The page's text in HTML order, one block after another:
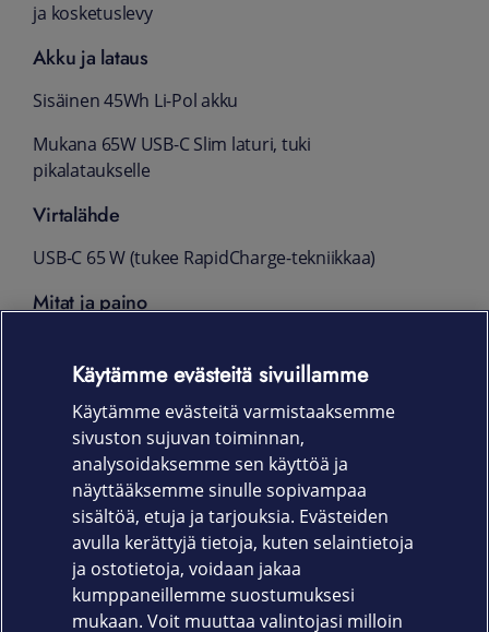
ja kosketuslevy
Akku ja lataus
Sisäinen 45Wh Li-Pol akku
Mukana 65W USB-C Slim laturi, tuki
pikalataukselle
Virtalähde
USB-C 65 W (tukee RapidCharge-tekniikkaa)
Mitat ja paino
1,38 kg
Takuu
Kolmen vuoden Lenovo On-Site -takuu
(21MR004GMX+3ONSITE)
Käytämme evästeitä sivuillamme
Käytämme evästeitä varmistaaksemme
sivuston sujuvan toiminnan,
analysoidaksemme sen käyttöä ja
näyttääksemme sinulle sopivampaa
sisältöä, etuja ja tarjouksia. Evästeiden
avulla kerättyjä tietoja, kuten selaintietoja
ja ostotietoja, voidaan jakaa
kumppaneillemme suostumuksesi
mukaan. Voit muuttaa valintojasi milloin